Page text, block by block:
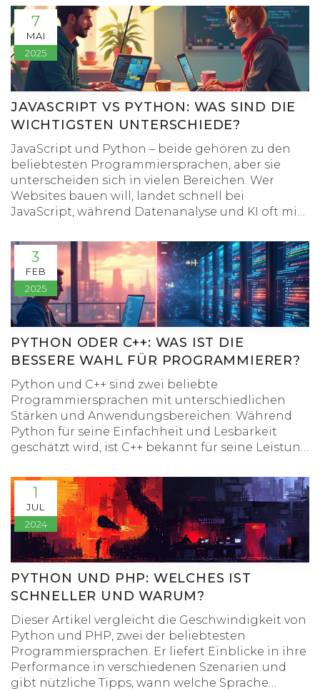
typische Stolpersteine und praktische Tipps wird
eingegangen, damit du besser einschätzen
kannst, welches Umfeld zu dir passt. Keine
endlosen Fachbegriffe, sondern konkrete
Beispiele und echte Einblicke aus dem
Entwickleralltag. Am Ende weißt du, worauf du
dich bei PHP oder Java wirklich einstellen musst.
7
MAI
2025
JAVASCRIPT VS PYTHON: WAS SIND DIE
WICHTIGSTEN UNTERSCHIEDE?
JavaScript und Python – beide gehören zu den
beliebtesten Programmiersprachen, aber sie
unterscheiden sich in vielen Bereichen. Wer
Websites bauen will, landet schnell bei
JavaScript, während Datenanalyse und KI oft mit
verständlichen Überblick, beleuchtet
Gemeinsamkeiten und Unterschiede und zeigt,
welche Sprache sich für welchen Zweck eignet.
Auch die Syntax wird mit Beispielen erklärt.
Zusätzlich gibt’s Tipps für den Einstieg – egal, ob
du schon Coden kannst oder ganz neu bist.
3
FEB
2025
PYTHON ODER C++: WAS IST DIE
BESSERE WAHL FÜR PROGRAMMIERER?
Python und C++ sind zwei beliebte
Programmiersprachen mit unterschiedlichen
Stärken und Anwendungsbereichen. Während
Python für seine Einfachheit und Lesbarkeit
geschätzt wird, ist C++ bekannt für seine Leistung
Sprachen hinsichtlich ihrer Vorteile,
Anwendungsfälle und Performance miteinander
verglichen. Entwicklern wird eine Hilfestellung
gegeben, um die beste Wahl für ihre Projekte zu
treffen. Die Abwägung der Eigenschaften beider
Sprachen kann dabei helfen, das richtige
Werkzeug für spezifische
Programmieranforderungen zu wählen.
1
JUL
2024
PYTHON UND PHP: WELCHES IST
SCHNELLER UND WARUM?
Dieser Artikel vergleicht die Geschwindigkeit von
Python und PHP, zwei der beliebtesten
Programmiersprachen. Er liefert Einblicke in ihre
Performance in verschiedenen Szenarien und
gibt nützliche Tipps, wann welche Sprache